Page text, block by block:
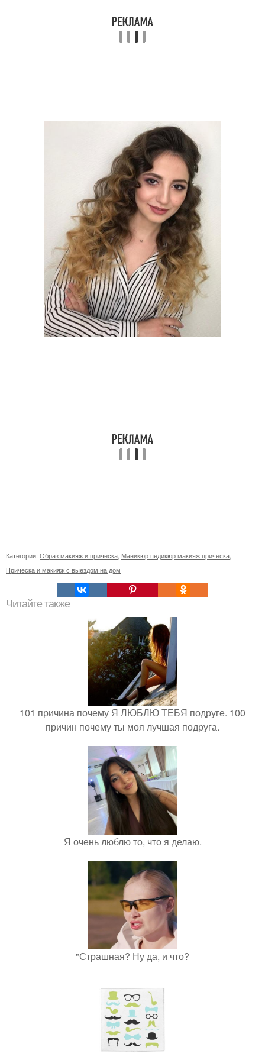
Категории: Образ макияж и прическа, Маникюр педикюр макияж прическа,
Прическа и макияж с выездом на дом
Читайте также
101 причина почему Я ЛЮБЛЮ ТЕБЯ подруге. 100
причин почему ты моя лучшая подруга.
Я очень люблю то, что я делаю.
"Страшная? Ну да, и что?